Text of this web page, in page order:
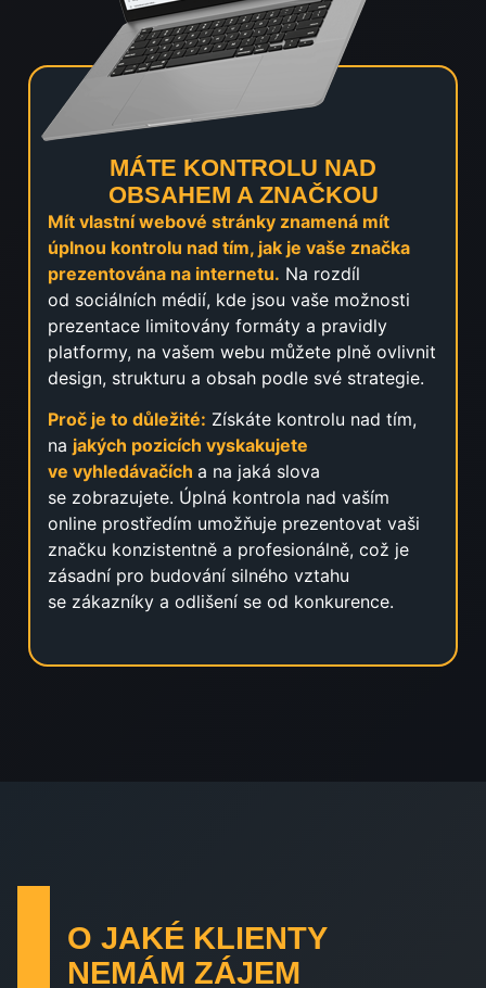
MÁTE KONTROLU NAD
OBSAHEM A ZNAČKOU
Mít vlastní webové stránky znamená mít
úplnou kontrolu nad tím, jak je vaše značka
prezentována na internetu. Na rozdíl
od sociálních médií, kde jsou vaše možnosti
prezentace limitovány formáty a pravidly
platformy, na vašem webu můžete plně ovlivnit
design, strukturu a obsah podle své strategie.
Proč je to důležité: Získáte kontrolu nad tím,
na jakých pozicích vyskakujete
ve vyhledávačích a na jaká slova
se zobrazujete. Úplná kontrola nad vaším
online prostředím umožňuje prezentovat vaši
značku konzistentně a profesionálně, což je
zásadní pro budování silného vztahu
se zákazníky a odlišení se od konkurence.
O JAKÉ KLIENTY
NEMÁM ZÁJEM